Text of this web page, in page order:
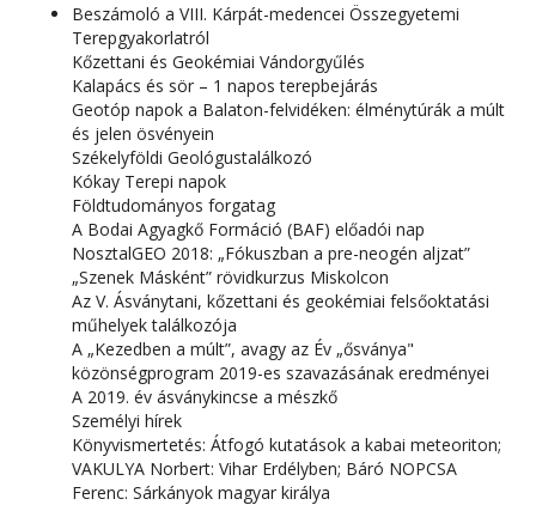
Beszámoló a VIII. Kárpát-medencei Összegyetemi
Terepgyakorlatról
Kőzettani és Geokémiai Vándorgyűlés
Kalapács és sör – 1 napos terepbejárás
Geotóp napok a Balaton-felvidéken: élménytúrák a múlt
és jelen ösvényein
Székelyföldi Geológustalálkozó
Kókay Terepi napok
Földtudományos forgatag
A Bodai Agyagkő Formáció (BAF) előadói nap
NosztalGEO 2018: „Fókuszban a pre-neogén aljzat”
„Szenek Másként” rövidkurzus Miskolcon
Az V. Ásványtani, kőzettani és geokémiai felsőoktatási
műhelyek találkozója
A „Kezedben a múlt”, avagy az Év „ősványa"
közönségprogram 2019-es szavazásának eredményei
A 2019. év ásványkincse a mészkő
Személyi hírek
Könyvismertetés: Átfogó kutatások a kabai meteoriton;
VAKULYA Norbert: Vihar Erdélyben; Báró NOPCSA
Ferenc: Sárkányok magyar királya